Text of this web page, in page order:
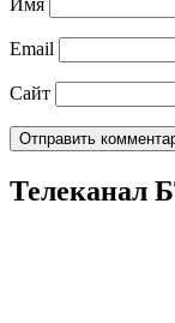
Имя
Email
Сайт
Телеканал